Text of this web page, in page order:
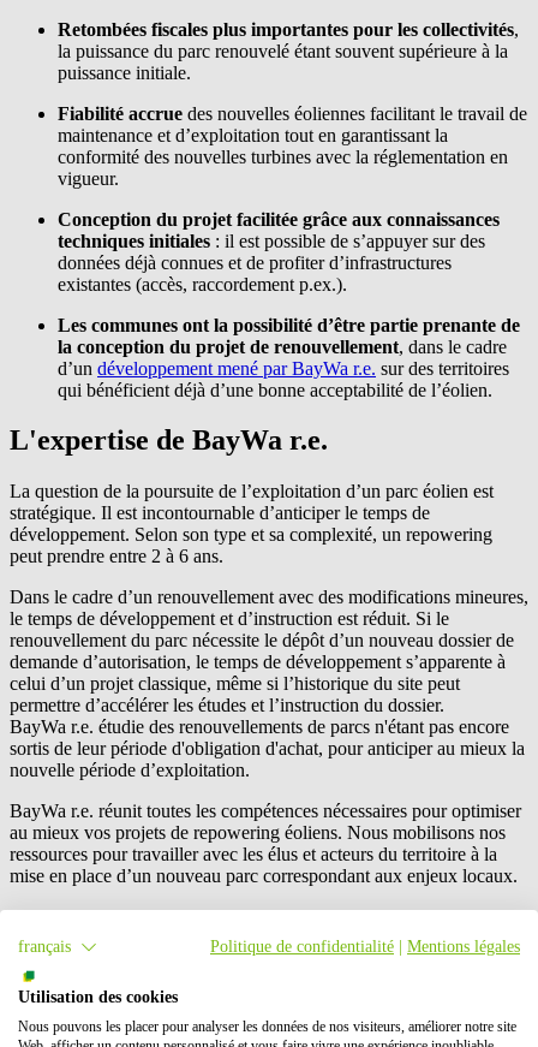
Retombées fiscales plus importantes pour les collectivités,
la puissance du parc renouvelé étant souvent supérieure à la
puissance initiale.
Fiabilité accrue des nouvelles éoliennes facilitant le travail de
maintenance et d’exploitation tout en garantissant la
conformité des nouvelles turbines avec la réglementation en
vigueur.
Conception du projet facilitée grâce aux connaissances
techniques initiales : il est possible de s’appuyer sur des
données déjà connues et de profiter d’infrastructures
existantes (accès, raccordement p.ex.).
Les communes ont la possibilité d’être partie prenante de
la conception du projet de renouvellement, dans le cadre
d’un développement mené parBayWa r.e. sur des territoires
qui bénéficient déjà d’une bonne acceptabilité de l’éolien.
L'expertise de BayWa r.e.
La question de la poursuite de l’exploitation d’un parc éolien est
stratégique. Il est incontournable d’anticiper le temps de
développement. Selon son type et sa complexité, un repowering
peut prendre entre 2 à 6 ans.
Dans le cadre d’un renouvellement avec des modifications mineures,
le temps de développement et d’instruction est réduit. Si le
renouvellement du parc nécessite le dépôt d’un nouveau dossier de
demande d’autorisation, le temps de développement s’apparente à
celui d’un projet classique, même si l’historique du site peut
permettre d’accélérer les études et l’instruction du dossier.
BayWa r.e. étudie des renouvellements de parcs n'étant pas encore
sortis de leur période d'obligation d'achat, pour anticiper au mieux la
nouvelle période d’exploitation.
BayWa r.e. réunit toutes les compétences nécessaires pour optimiser
au mieux vos projets de repowering éoliens. Nous mobilisons nos
ressources pour travailler avec les élus et acteurs du territoire à la
mise en place d’un nouveau parc correspondant aux enjeux locaux.
s'adaptent à la stratégie de nos clients.
Pour voir cette vidéo, veuillez accepter AdmiralCloud
dans les paramètres des cookies.
français Politique de confidentialité Mentions légales
Utilisation des cookies
Nous pouvons les placer pour analyser les données de nos visiteurs, améliorer notre site